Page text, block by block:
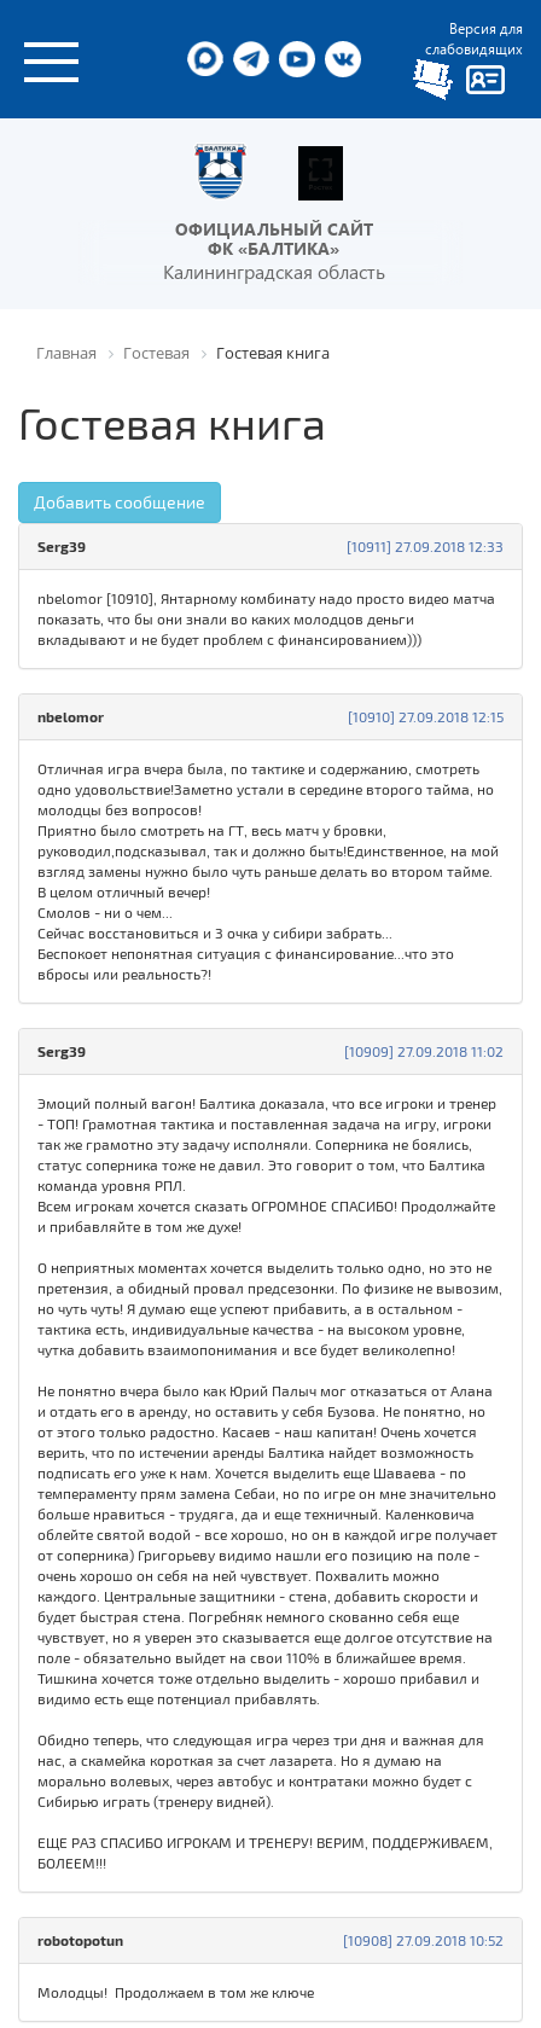
Версия для
слабовидящих
ОФИЦИАЛЬНЫЙ САЙТ
ФК «БАЛТИКА»
Калининградская область
Главная Гостевая Гостевая книга
Гостевая книга
Добавить сообщение
[10911] 27.09.2018 12:33
Serg39
nbelomor [10910], Янтарному комбинату надо просто видео матча
показать, что бы они знали во каких молодцов деньги
вкладывают и не будет проблем с финансированием)))
[10910] 27.09.2018 12:15
nbelomor
Отличная игра вчера была, по тактике и содержанию, смотреть
одно удовольствие!Заметно устали в середине второго тайма, но
молодцы без вопросов!
Приятно было смотреть на ГТ, весь матч у бровки,
руководил,подсказывал, так и должно быть!Единственное, на мой
взгляд замены нужно было чуть раньше делать во втором тайме.
В целом отличный вечер!
Смолов - ни о чем...
Сейчас восстановиться и 3 очка у сибири забрать...
Беспокоет непонятная ситуация с финансирование...что это
вбросы или реальность?!
[10909] 27.09.2018 11:02
Serg39
Эмоций полный вагон! Балтика доказала, что все игроки и тренер
- ТОП! Грамотная тактика и поставленная задача на игру, игроки
так же грамотно эту задачу исполняли. Соперника не боялись,
статус соперника тоже не давил. Это говорит о том, что Балтика
команда уровня РПЛ.
Всем игрокам хочется сказать ОГРОМНОЕ СПАСИБО! Продолжайте
и прибавляйте в том же духе!
О неприятных моментах хочется выделить только одно, но это не
претензия, а обидный провал предсезонки. По физике не вывозим,
но чуть чуть! Я думаю еще успеют прибавить, а в остальном -
тактика есть, индивидуальные качества - на высоком уровне,
чутка добавить взаимопонимания и все будет великолепно!
Не понятно вчера было как Юрий Палыч мог отказаться от Алана
и отдать его в аренду, но оставить у себя Бузова. Не понятно, но
от этого только радостно. Касаев - наш капитан! Очень хочется
верить, что по истечении аренды Балтика найдет возможность
подписать его уже к нам. Хочется выделить еще Шаваева - по
темпераменту прям замена Себаи, но по игре он мне значительно
больше нравиться - трудяга, да и еще техничный. Каленковича
облейте святой водой - все хорошо, но он в каждой игре получает
от соперника) Григорьеву видимо нашли его позицию на поле -
очень хорошо он себя на ней чувствует. Похвалить можно
каждого. Центральные защитники - стена, добавить скорости и
будет быстрая стена. Погребняк немного скованно себя еще
чувствует, но я уверен это сказывается еще долгое отсутствие на
поле - обязательно выйдет на свои 110% в ближайшее время.
Тишкина хочется тоже отдельно выделить - хорошо прибавил и
видимо есть еще потенциал прибавлять.
Обидно теперь, что следующая игра через три дня и важная для
нас, а скамейка короткая за счет лазарета. Но я думаю на
морально волевых, через автобус и контратаки можно будет с
Сибирью играть (тренеру видней).
ЕЩЕ РАЗ СПАСИБО ИГРОКАМ И ТРЕНЕРУ! ВЕРИМ, ПОДДЕРЖИВАЕМ,
БОЛЕЕМ!!!
[10908] 27.09.2018 10:52
robotopotun
Молодцы! Продолжаем в том же ключе